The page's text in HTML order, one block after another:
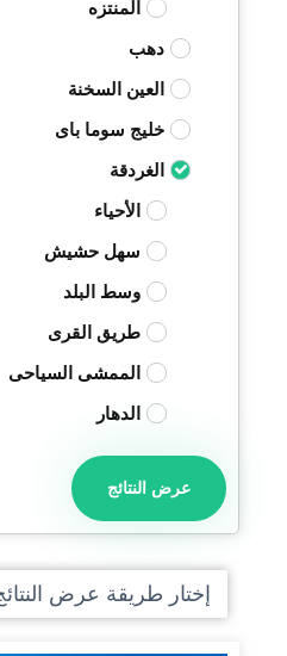
المنتزه
دهب
العين السخنة
خليج سوما باى
الغردقة
الأحياء
سهل حشيش
وسط البلد
طريق القرى
الممشى السياحى
الدهار
عرض النتائج